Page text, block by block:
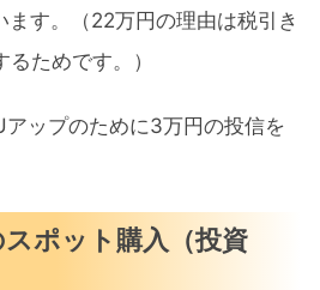
す。（22万円の理由は税引き
ためです。）
ップのために3万円の投信を
ポット購入（投資